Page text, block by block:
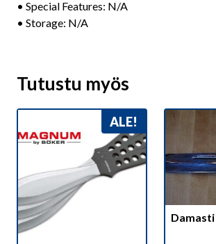
• Special Features: N/A
• Storage: N/A
Tutustu myös
ALE!
Damasti